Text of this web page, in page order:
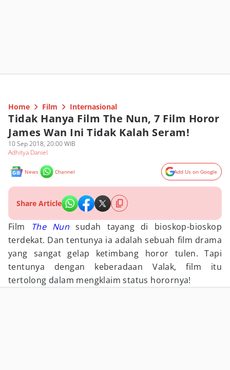
Home Film Internasional
Tidak Hanya Film The Nun, 7 Film Horor
James Wan Ini Tidak Kalah Seram!
10 Sep 2018, 20:00 WIB
Adhitya Daniel
News Channel Add Us on Google
Share Article
Film The Nun sudah tayang di bioskop-bioskop
terdekat. Dan tentunya ia adalah sebuah film drama
yang sangat gelap ketimbang horor tulen. Tapi
tentunya dengan keberadaan Valak, film itu
tertolong dalam mengklaim status horornya!